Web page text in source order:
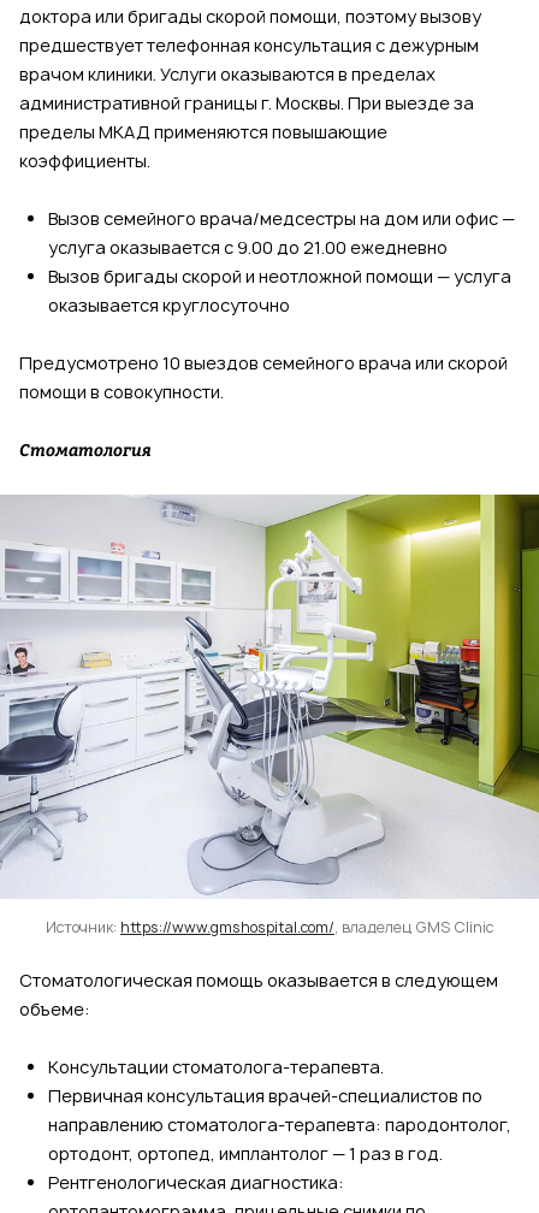
доктора или бригады скорой помощи, поэтому вызову
предшествует телефонная консультация с дежурным
врачом клиники. Услуги оказываются в пределах
административной границы г. Москвы. При выезде за
пределы МКАД применяются повышающие
коэффициенты.
Вызов семейного врача/медсестры на дом или офис —
услуга оказывается с 9.00 до 21.00 ежедневно
Вызов бригады скорой и неотложной помощи — услуга
оказывается круглосуточно
Предусмотрено 10 выездов семейного врача или скорой
помощи в совокупности.
Стоматология
Источник: https://www.gmshospital.com/, владелец GMS Clinic
Стоматологическая помощь оказывается в следующем
объеме:
Консультации стоматолога-терапевта.
Первичная консультация врачей-специалистов по
направлению стоматолога-терапевта: пародонтолог,
ортодонт, ортопед, имплантолог — 1 раз в год.
Рентгенологическая диагностика: